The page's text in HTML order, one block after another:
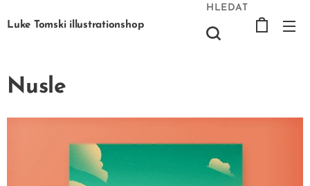
Luke Tomski illustrationshop
HLEDAT
Nusle